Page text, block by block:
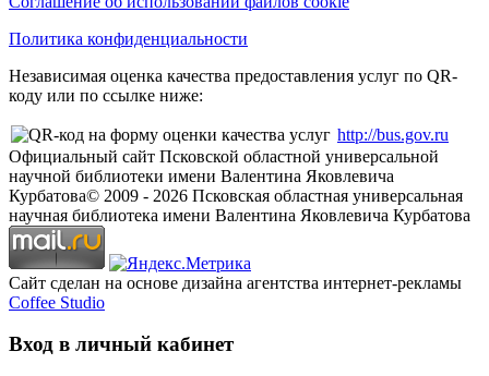
Политика конфиденциальности
Независимая оценка качества предоставления услуг по QR-
коду или по ссылке ниже:
http://bus.gov.ru
Официальный сайт Псковской областной универсальной
научной библиотеки имени Валентина Яковлевича
Курбатова© 2009 - 2026 Псковская областная универсальная
научная библиотека имени Валентина Яковлевича Курбатова
Сайт сделан на основе дизайна агентства интернет-рекламы
Coffee Studio
Вход в личный кабинет